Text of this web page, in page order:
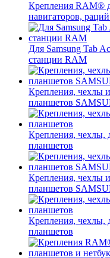
Крепления RAM®
навигаторов,
Для Samsung Tab
станции RAM
Крепления, чехлы
планшетов
Крепления, чехлы,
планшетов
Крепления, чехлы
планшетов
Крепления, чехлы,
планшетов